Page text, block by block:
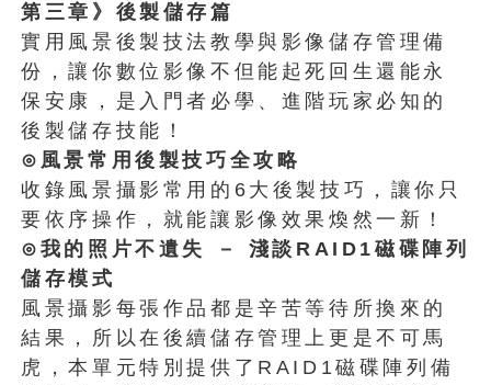
第三章》後製儲存篇
實用風景後製技法教學與影像儲存管理備
份，讓你數位影像不但能起死回生還能永
保安康，是入門者必學、進階玩家必知的
後製儲存技能！
⊙風景常用後製技巧全攻略
收錄風景攝影常用的6大後製技巧，讓你只
要依序操作，就能讓影像效果煥然一新！
⊙我的照片不遺失 － 淺談RAID1磁碟陣列
儲存模式
風景攝影每張作品都是辛苦等待所換來的
結果，所以在後續儲存管理上更是不可馬
虎，本單元特別提供了RAID1磁碟陣列備